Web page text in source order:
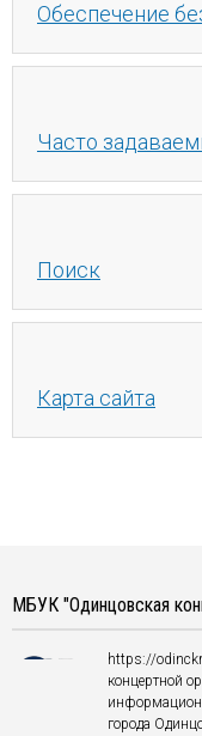
Обеспечение
Часто
Поиск
Карта сайта
МБУК "Одинцовская
https://
концертной
города